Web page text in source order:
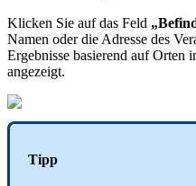
Klicken Sie auf das Feld
Namen oder die Adresse des
Ergebnisse basierend auf Orten
angezeigt.
Tipp